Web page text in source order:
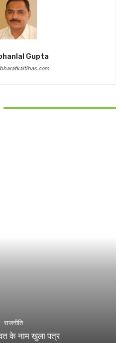
Gupta
राजनीति
के नाम खुला पत्र